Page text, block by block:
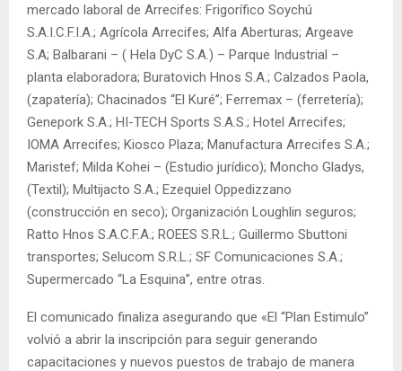
mercado laboral de Arrecifes: Frigorífico Soychú
S.A.I.C.F.I.A.; Agrícola Arrecifes; Alfa Aberturas; Argeave
S.A; Balbarani – ( Hela DyC S.A.) – Parque Industrial –
planta elaboradora; Buratovich Hnos S.A.; Calzados Paola,
(zapatería); Chacinados “El Kuré”; Ferremax – (ferretería);
Genepork S.A.; HI-TECH Sports S.A.S.; Hotel Arrecifes;
IOMA Arrecifes; Kiosco Plaza; Manufactura Arrecifes S.A.;
Maristef; Milda Kohei – (Estudio jurídico); Moncho Gladys,
(Textil); Multijacto S.A.; Ezequiel Oppedizzano
(construcción en seco); Organización Loughlin seguros;
Ratto Hnos S.A.C.F.A.; ROEES S.R.L.; Guillermo Sbuttoni
transportes; Selucom S.R.L.; SF Comunicaciones S.A.;
Supermercado “La Esquina”, entre otras.
El comunicado finaliza asegurando que «El “Plan Estimulo”
volvió a abrir la inscripción para seguir generando
capacitaciones y nuevos puestos de trabajo de manera